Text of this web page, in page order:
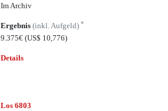
Im Archiv
Ergebnis(inkl. Aufgeld)*
9.375€(US$ 10,776)
Details
Los 6803